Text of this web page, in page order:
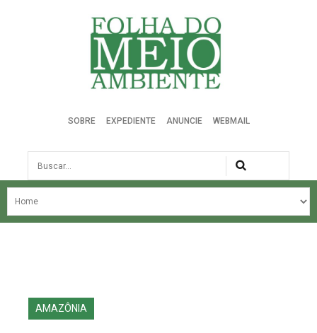
Folha do Meio Ambiente
SOBRE EXPEDIENTE ANUNCIE WEBMAIL
Busca
NOSSA HISTÓRIA
EDIÇÕES ANTERIORES
AMAZÔNIA